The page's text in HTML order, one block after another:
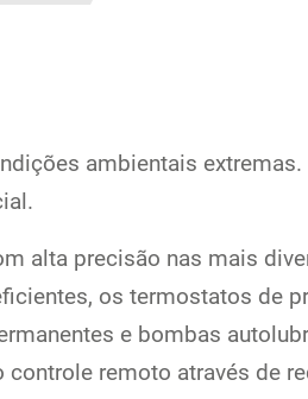
ambientais extremas.
alta precisão nas mais
os termostatos de
e bombas
remoto através de